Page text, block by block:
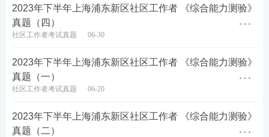
就如同一颗颗明星，照亮了民族复兴的伟大道路。习
总书记想借这句话号召全国人民把英雄作为真正要追
能起到榜样的作用，是能号召全国人民一起奋斗，走
好新时代的长征路。
在脱贫攻坚工作中涌现出的楷模人物毛相林，历经13
年探索出“三色”经济，告诉我们接续奋斗久久为功的
2023年下半年上海浦东新区社区工作者 《综合能力测验》
真题（四）
社区工作者考试真题 06-30
2023年下半年上海浦东新区社区工作者 《综合能力测验》
真题（一）
社区工作者考试真题 06-20
2023年下半年上海浦东新区社区工作者 《综合能力测验》
真题（二）